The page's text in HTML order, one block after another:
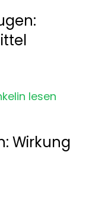
Wirkung